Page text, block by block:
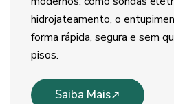
hidrojateamento, o
forma rápida, segura e sem
pisos.
Saiba Mais